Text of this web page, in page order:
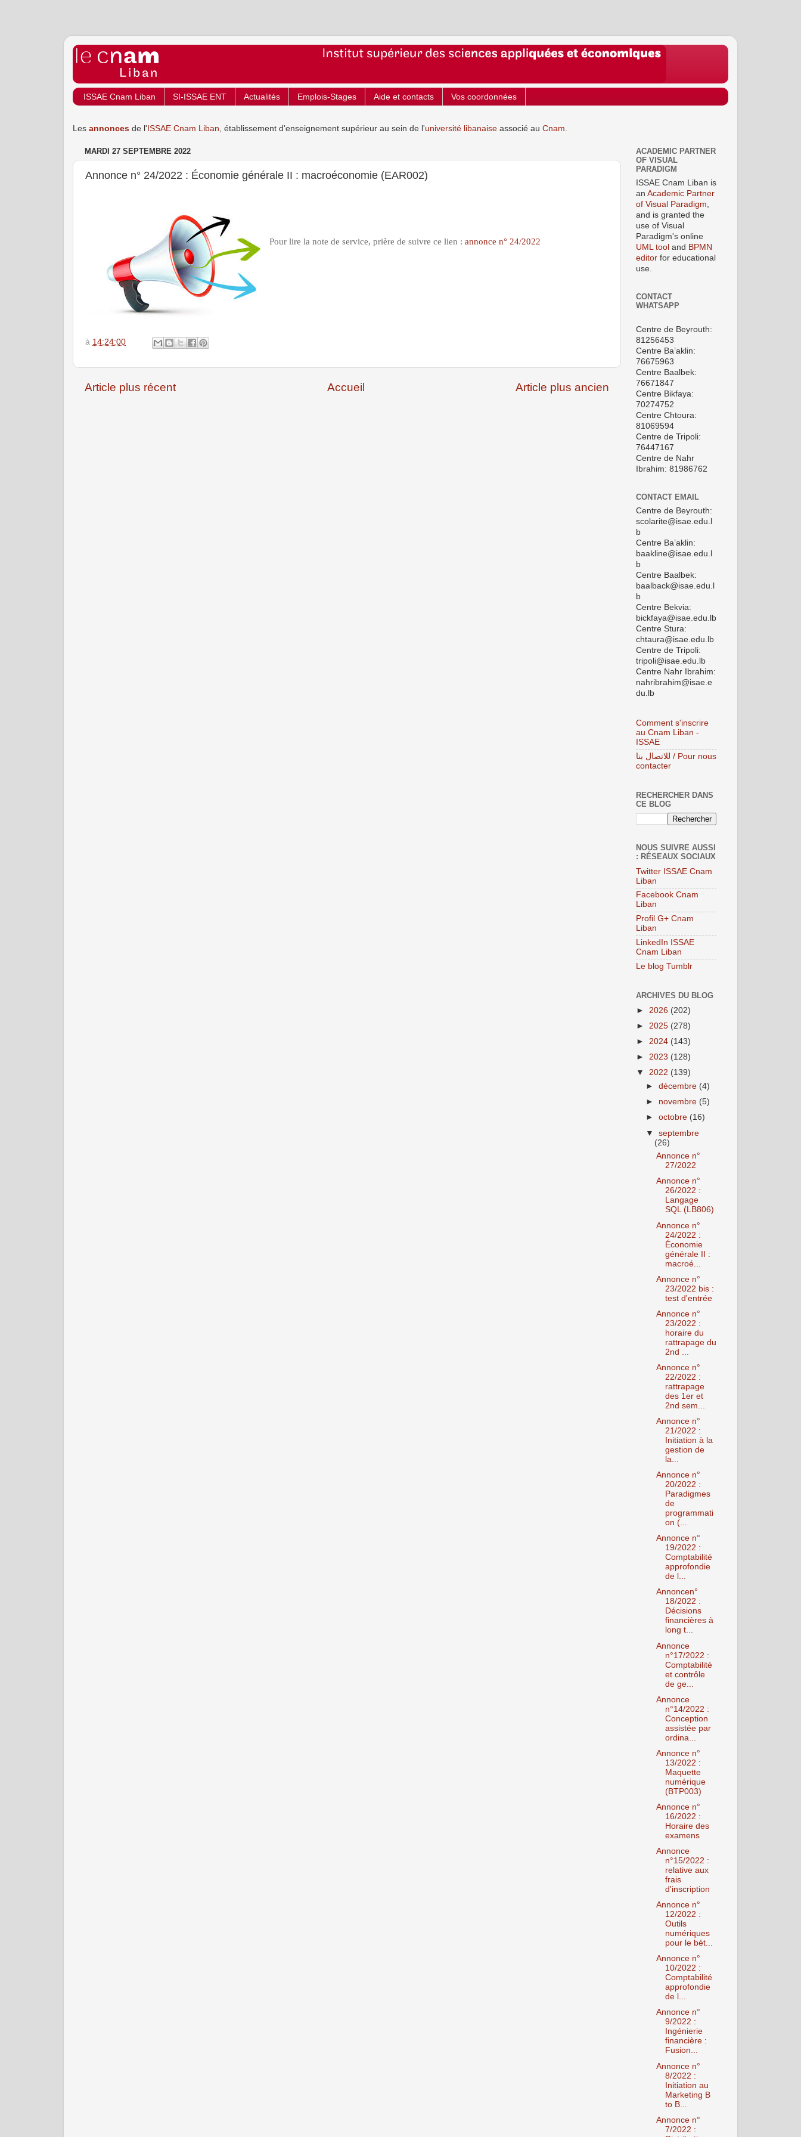
ISSAE Cnam Liban SI-ISSAE ENT Actualités Emplois-Stages Aide et contacts Vos coordonnées
Les annonces de l' ISSAE Cnam Liban , établissement d'enseignement supérieur au sein de l'université libanaise associé au Cnam
MARDI 27 SEPTEMBRE 2022
Annonce n° 24/2022 : Économie générale II : macroéconomie (EAR002)
Pour lire la note de service, prière de suivre ce lien : annonce n° 24/2022
à 14:24:00
Article plus récent Article plus ancien
Accueil
ACADEMIC PARTNER
OF VISUAL
PARADIGM
ISSAE Cnam Liban is
an Academic Partner
of Visual Paradigm
and is granted the
use of Visual
Paradigm's online
UML tool and BPMN
editor for educational
use.
CONTACT
WHATSAPP
Centre de Beyrouth:
81256453
Centre Ba’aklin:
76675963
Centre Baalbek:
76671847
Centre Bikfaya:
70274752
Centre Chtoura:
81069594
Centre de Tripoli:
76447167
Centre de Nahr
Ibrahim: 81986762
CONTACT EMAIL
Centre de Beyrouth:
scolarite@isae.edu.l
b
Centre Ba’aklin:
baakline@isae.edu.l
b
Centre Baalbek:
baalback@isae.edu.l
b
Centre Bekvia:
bickfaya@isae.edu.lb
Centre Stura:
chtaura@isae.edu.lb
Centre de Tripoli:
tripoli@isae.edu.lb
Centre Nahr Ibrahim:
nahribrahim@isae.e
du.lb
Comment s'inscrire
au Cnam Liban -
ISSAE
للاتصال بنا / Pour nous
contacter
RECHERCHER DANS
CE BLOG
NOUS SUIVRE AUSSI
: RÉSEAUX SOCIAUX
Twitter ISSAE Cnam
Liban
Facebook Cnam
Liban
Profil G+ Cnam
Liban
LinkedIn ISSAE
Cnam Liban
Le blog Tumblr
ARCHIVES DU BLOG
► 2026 (202)
► 2025 (278)
► 2024 (143)
► 2023 (128)
▼ 2022 (139)
►décembre (4)
► novembre (5)
►octobre (16)
▼septembre
(26)
Annonce n°
27/2022
Annonce n°
26/2022 :
Langage
SQL (LB806)
Annonce n°
24/2022 :
Économie
générale II :
macroé...
Annonce n°
23/2022 bis :
test d'entrée
Annonce n°
23/2022 :
horaire du
rattrapage du
2nd ...
Annonce n°
22/2022 :
rattrapage
des 1er et
2nd sem...
Annonce n°
21/2022 :
Initiation à la
gestion de
la...
Annonce n°
20/2022 :
Paradigmes
de
programmati
on (...
Annonce n°
19/2022 :
Comptabilité
approfondie
de l...
Annoncen°
18/2022 :
Décisions
financières à
long t...
Annonce
n°17/2022 :
Comptabilité
et contrôle
de ge...
Annonce
n°14/2022 :
Conception
assistée par
ordina...
Annonce n°
13/2022 :
Maquette
numérique
(BTP003)
Annonce n°
16/2022 :
Horaire des
examens
Annonce
n°15/2022 :
relative aux
frais
d'inscription
Annonce n°
12/2022 :
Outils
numériques
pour le bét...
Annonce n°
10/2022 :
Comptabilité
approfondie
de l...
Annonce n°
9/2022 :
Ingénierie
financière :
Fusion...
Annonce n°
8/2022 :
Initiation au
Marketing B
to B...
Annonce n°
7/2022 :